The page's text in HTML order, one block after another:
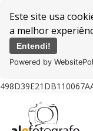
Este site usa
a melhor
Entendi!
Powered by